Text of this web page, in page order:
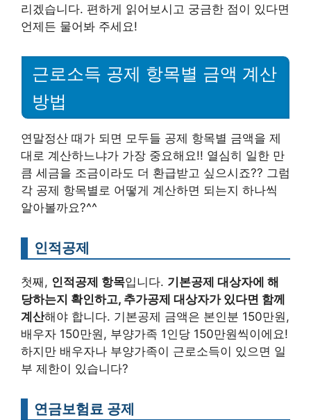
리겠습니다. 편하게 읽어보시고 궁금한 점이 있다면
언제든 물어봐 주세요!
근로소득 공제 항목별 금액 계산
방법
연말정산 때가 되면 모두들 공제 항목별 금액을 제
대로 계산하느냐가 가장 중요해요!! 열심히 일한 만
큼 세금을 조금이라도 더 환급받고 싶으시죠?? 그럼
각 공제 항목별로 어떻게 계산하면 되는지 하나씩
알아볼까요?^^
인적공제
첫째, 인적공제 항목입니다. 기본공제 대상자에 해
당하는지 확인하고, 추가공제 대상자가 있다면 함께
계산해야 합니다. 기본공제 금액은 본인분 150만원,
배우자 150만원, 부양가족 1인당 150만원씩이에요!
하지만 배우자나 부양가족이 근로소득이 있으면 일
부 제한이 있습니다?
연금보험료 공제